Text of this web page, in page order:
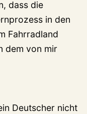
dass die
in den
Fahrradland
dem von mir
Deutscher nicht